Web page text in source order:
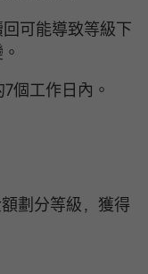
可能導致等級下
個工作日內。
劃分等級，獲得